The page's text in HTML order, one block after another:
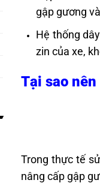
gập gương
Hệ thống
zin của xe,
Tại sao
Trong thực tế
nâng cấp gập